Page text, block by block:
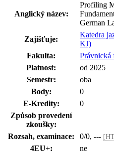
Anglický název:
Profiling
German
Zajišťuje:
Katedra
KJ)
Fakulta:
Právnická
Platnost:
od 2025
Semestr:
oba
Body:
0
E-Kredity:
0
Způsob provedení
zkoušky:
Rozsah, examinace:
0/0, ---
4EU+:
ne